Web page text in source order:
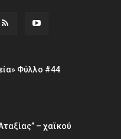
Φύλλο #44
– χαϊκού